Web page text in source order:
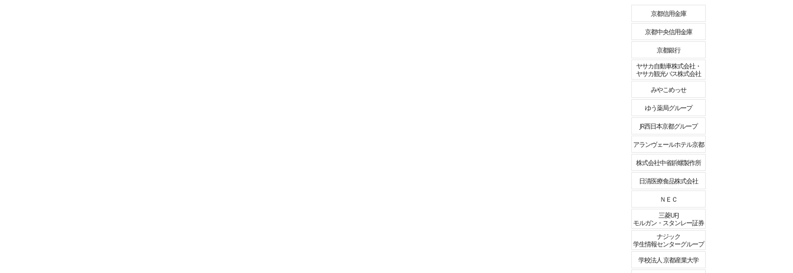
京都信用金庫
京都中央信用金庫
京都銀行
ヤサカ自動車株式会社・
ヤサカ観光バス株式会社
みやこめっせ
ゆう薬局グループ
JR西日本京都グループ
アランヴェールホテル京都
株式会社中省鋲螺製作所
日清医療食品株式会社
ＮＥＣ
三菱UFJ
モルガン・スタンレー証券
ナジック
学生情報センターグループ
学校法人 京都産業大学